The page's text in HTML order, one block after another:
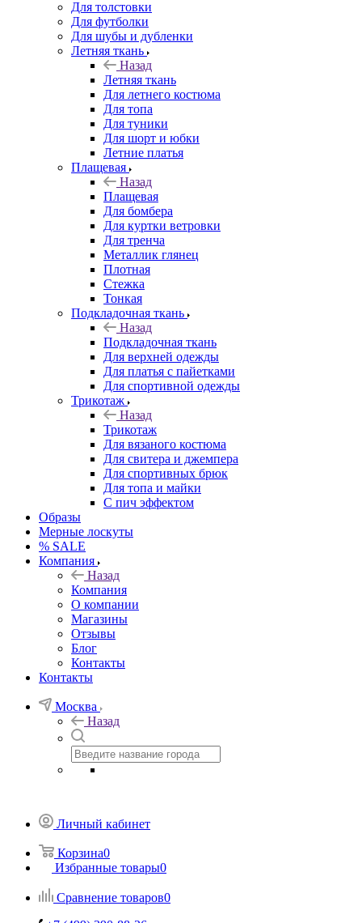
Для толстовки
Для футболки
Для шубы и дубленки
Летняя ткань
Назад
Летняя ткань
Для летнего костюма
Для топа
Для туники
Для шорт и юбки
Летние платья
Плащевая
Назад
Плащевая
Для бомбера
Для куртки ветровки
Для тренча
Металлик глянец
Плотная
Стежка
Тонкая
Подкладочная ткань
Назад
Подкладочная ткань
Для верхней одежды
Для платья с пайетками
Для спортивной одежды
Трикотаж
Назад
Трикотаж
Для вязаного костюма
Для свитера и джемпера
Для спортивных брюк
Для топа и майки
С пич эффектом
Образы
Мерные лоскуты
% SALE
Компания
Назад
Компания
О компании
Магазины
Отзывы
Блог
Контакты
Контакты
Москва
Назад
Личный кабинет
Корзина0
Избранные товары0
Сравнение товаров0